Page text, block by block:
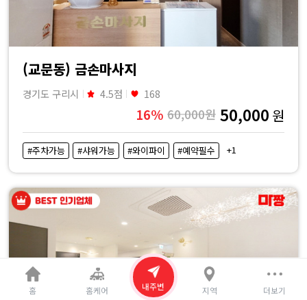
(교문동) 금손마사지
경기도 구리시 4.5점 168
16% 60,000원 50,000 원
#주차가능 #샤워가능 #와이파이 #예약필수 +1
홈 홈케어 내주변 지역 더보기